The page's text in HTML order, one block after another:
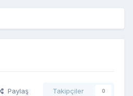
Paylaş Takipçiler 0